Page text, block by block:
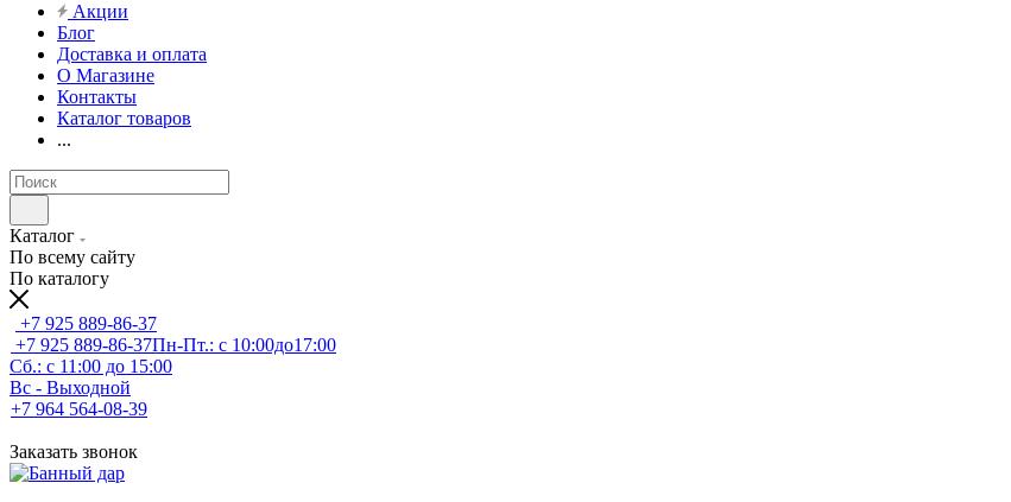
Акции
Блог
Доставка и оплата
О Магазине
Контакты
Каталог товаров
...
Каталог
По всему сайту
По каталогу
+7 925 889-86-37
+7 925 889-86-37Пн-Пт.: с 10:00до17:00
Сб.: с 11:00 до 15:00
Вс - Выходной
+7 964 564-08-39
Заказать звонок